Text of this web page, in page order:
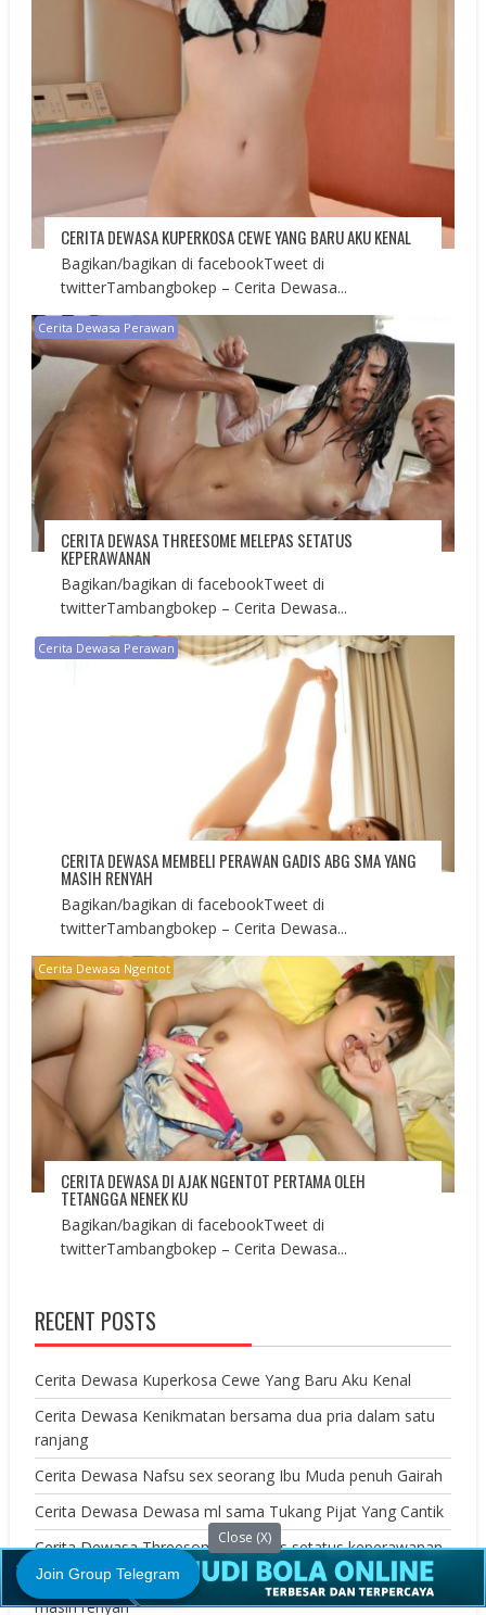
CERITA DEWASA KUPERKOSA CEWE YANG BARU AKU KENAL
Bagikan/bagikan di facebookTweet di
twitterTambangbokep – Cerita Dewasa...
Cerita Dewasa Perawan
CERITA DEWASA THREESOME MELEPAS SETATUS
KEPERAWANAN
Bagikan/bagikan di facebookTweet di
twitterTambangbokep – Cerita Dewasa...
Cerita Dewasa Perawan
CERITA DEWASA MEMBELI PERAWAN GADIS ABG SMA YANG
MASIH RENYAH
Bagikan/bagikan di facebookTweet di
twitterTambangbokep – Cerita Dewasa...
Cerita Dewasa Ngentot
CERITA DEWASA DI AJAK NGENTOT PERTAMA OLEH
TETANGGA NENEK KU
Bagikan/bagikan di facebookTweet di
twitterTambangbokep – Cerita Dewasa...
RECENT POSTS
Cerita Dewasa Kuperkosa Cewe Yang Baru Aku Kenal
Cerita Dewasa Kenikmatan bersama dua pria dalam satu
ranjang
Cerita Dewasa Nafsu sex seorang Ibu Muda penuh Gairah
Cerita Dewasa Dewasa ml sama Tukang Pijat Yang Cantik
Cerita Dewasa Threesome Melepas setatus keperawanan
Cerita Dewasa membeli Perawan gadis ABG SMA yang
masih renyah
Close (X)
Join Group Telegram